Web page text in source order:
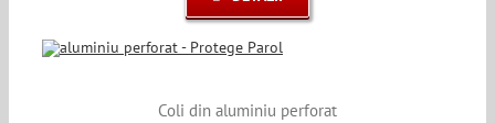
Coli din aluminiu perforat